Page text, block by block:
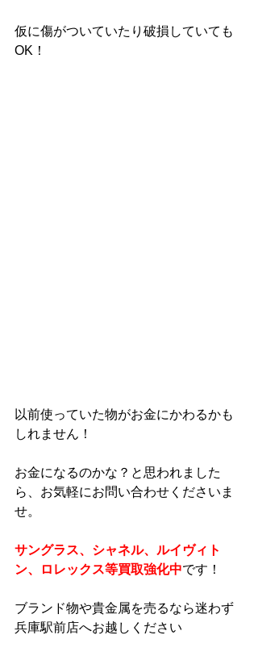
仮に傷がついていたり破損していても
OK！
以前使っていた物がお金にかわるかも
しれません！
お金になるのかな？と思われました
ら、お気軽にお問い合わせくださいま
せ。
サングラス、シャネル、ルイヴィト
ン、ロレックス等買取強化中です！
ブランド物や貴金属を売るなら迷わず
兵庫駅前店へお越しください